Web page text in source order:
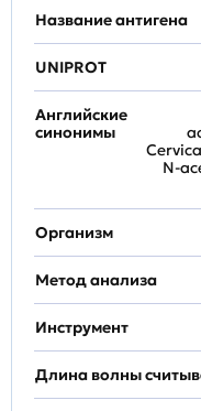
Название антигена
UNIPROT
Английские
синонимы
N-
Организм
Метод анализа
Инструмент
Длина волны